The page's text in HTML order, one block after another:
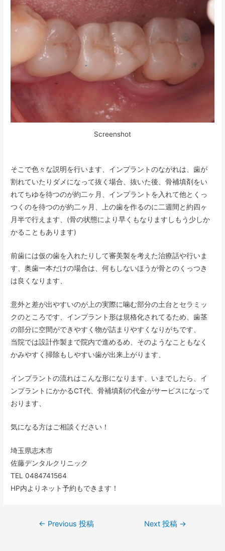
Screenshot
そこで色々な説明を行います、インプラントのながれは、歯が
割れていたりダメになって抜く場合、抜いた後、骨補填剤をい
れてちゆを待つのが約二ヶ月、インプラントを入れて他とくっ
つくのを待つのが約二ヶ月、上の歯を作るのに二週間と約四ヶ
月半で行えます、(骨の状態により早くもなりますしもう少しか
かることもあります)
前歯には仮の歯を入れたりして審美製を考えた治療話や行いま
す、奥歯一本だけの場合は、何もしないほうが骨とのくっつき
は良くなります、
意外と差が出やすいのが上の実際に噛む部分の土台とセラミッ
クのところです、インプラント形は規格化されてるため、歯茎
の部分に空間ができやすく物が詰まりやすくなりがちです、
当院では設計作製まで院内で進めるめ、そのようなこともなく
かみやすく掃除もしやすい歯が出来上がります、
インプラントの流れはこんな形になります、いまでしたら、イ
ンプラントにかかるCT代、骨補填剤の代金がサービスになって
おります、
気になる方はご相談ください！
埼玉県志木市
佐藤デンタルクリニック
TEL 0484741564
HP内よりネット予約もできます！
← Previous 投稿 Next 投稿 →